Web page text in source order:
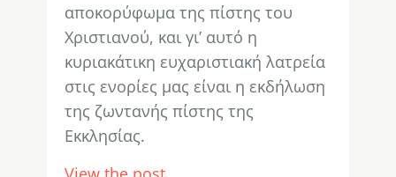
αποκορύφωμα της πίστης του
Χριστιανού, και γι’ αυτό η
κυριακάτικη ευχαριστιακή λατρεία
στις ενορίες μας είναι η εκδήλωση
της ζωντανής πίστης της
Εκκλησίας.